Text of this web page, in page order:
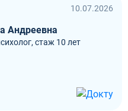
10.07.2026
Андреевна
стаж 10 лет